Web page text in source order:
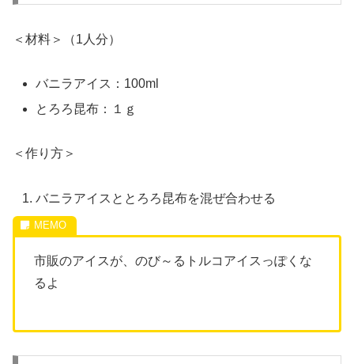
＜材料＞（1人分）
バニラアイス：100ml
とろろ昆布：１ｇ
＜作り方＞
バニラアイスととろろ昆布を混ぜ合わせる
市販のアイスが、のび～る トルコアイスっぽくな
るよ